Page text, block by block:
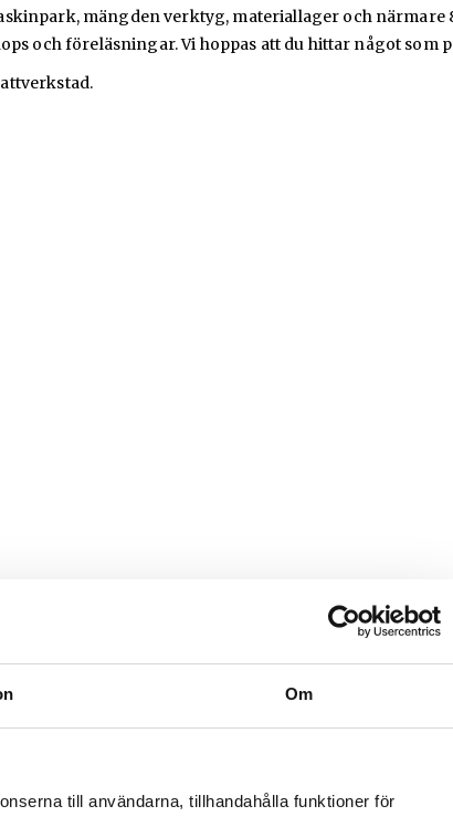
Om
till användarna, tillhandahålla funktioner för
mängden verktyg, materiallager och närmare
och föreläsningar. Vi hoppas att du hittar något som